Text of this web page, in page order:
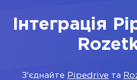
Інтеграція
З'єднайте Pipedrive та